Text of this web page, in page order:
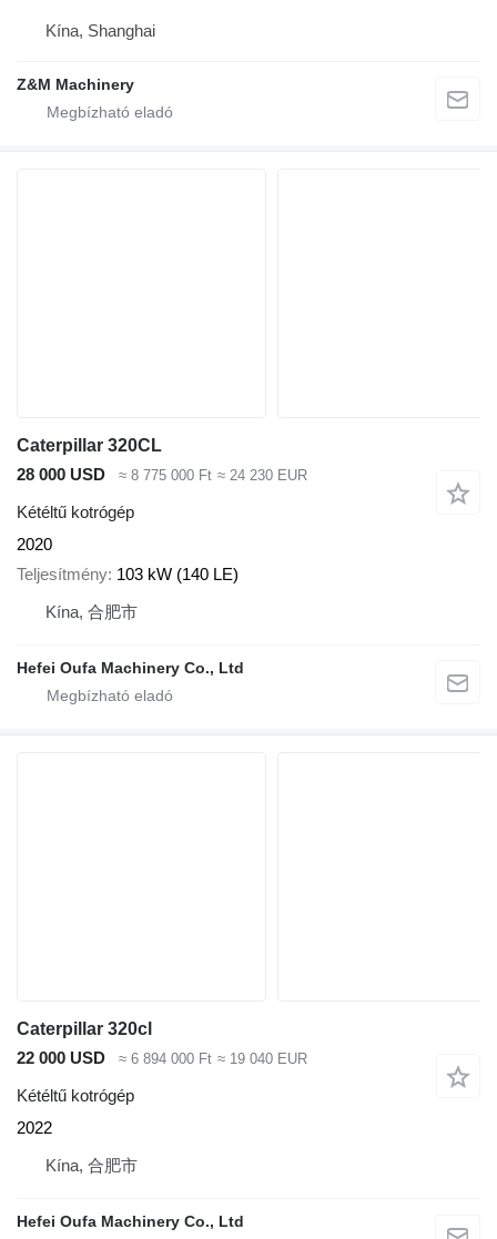
Kína, Shanghai
Z&M Machinery
Caterpillar 320CL
28 000 USD
≈ 8 775 000 Ft ≈ 24 230 EUR
Kétéltű kotrógép
2020
Teljesítmény 103 kW (140 LE)
Kína, 合肥市
Hefei Oufa Machinery Co., Ltd
Caterpillar 320cl
22 000 USD
≈ 6 894 000 Ft ≈ 19 040 EUR
Kétéltű kotrógép
2022
Kína, 合肥市
Hefei Oufa Machinery Co., Ltd